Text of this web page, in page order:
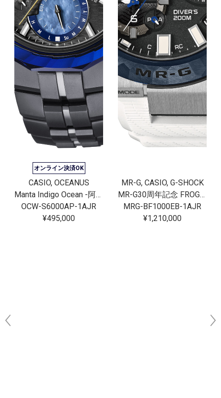
オンライン決済OK
CASIO, OCEANUS
Manta Indigo Ocean -阿波藍-
OCW-S6000AP-1AJR
¥495,000
MR-G, CASIO, G-SHOCK
MR-G30周年記念 FROGMAN[完売]
MRG-BF1000EB-1AJR
¥1,210,000